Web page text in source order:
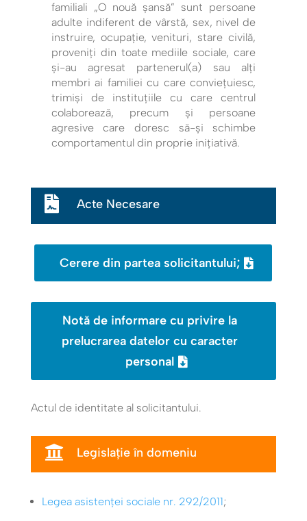
familiali „O nouă șansă” sunt persoane
adulte indiferent de vârstă, sex, nivel de
instruire, ocupație, venituri, stare civilă,
proveniți din toate mediile sociale, care
și-au agresat partenerul(a) sau alți
membri ai familiei cu care conviețuiesc,
trimiși de instituțiile cu care centrul
colaborează, precum și persoane
agresive care doresc să-și schimbe
comportamentul din proprie inițiativă.
 Acte Necesare
Cerere din partea solicitantului;
Notă de informare cu privire la
prelucrarea datelor cu caracter
personal
Actul de identitate al solicitantului.
 Legislație în domeniu
Legea asistenței sociale nr. 292/2011;